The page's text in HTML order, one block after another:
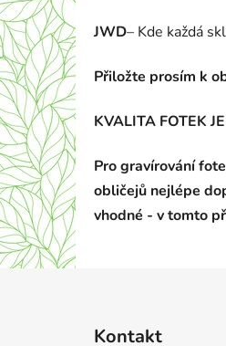
JWD– Kde každá
Přiložte prosím k
KVALITA FOTEK
Pro gravírování
obličejů nejlépe
vhodné - v tomto
Kontakt